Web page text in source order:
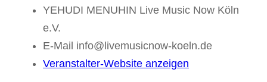
YEHUDI MENUHIN Live Music Now Köln
e.V.
E-Mail info@livemusicnow-koeln.de
Veranstalter-Website anzeigen